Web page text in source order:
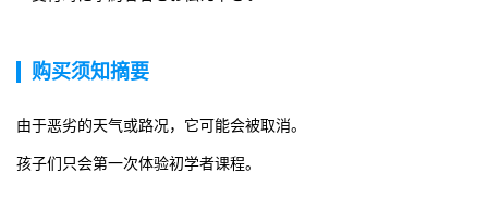
购买须知摘要
由于恶劣的天气或路况，它可能会被取消。
孩子们只会第一次体验初学者课程。